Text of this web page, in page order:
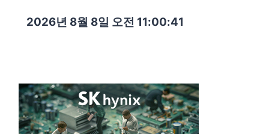
2026년 8월 8일 오전 11:00:43